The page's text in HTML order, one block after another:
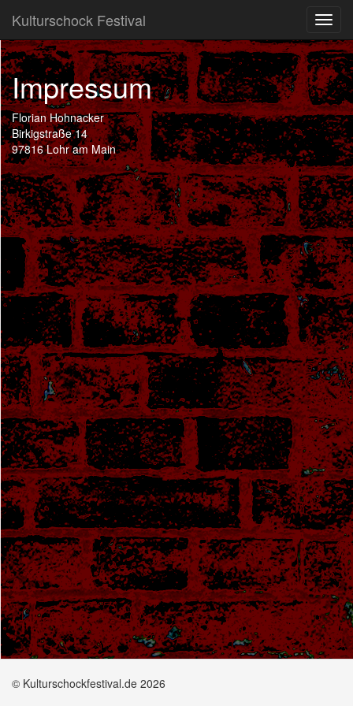
Kulturschock Festival
Impressum
Florian Hohnacker
Birkigstraße 14
97816 Lohr am Main
© Kulturschockfestival.de 2026